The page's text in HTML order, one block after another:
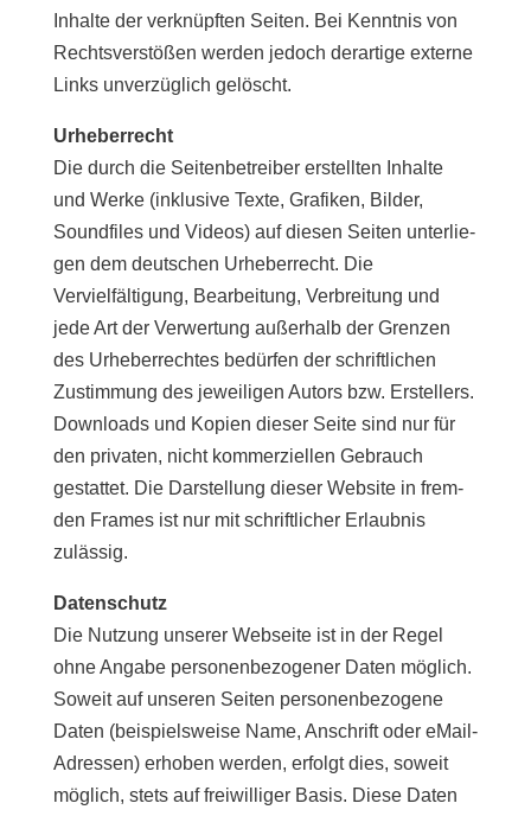
Inhalte der ver­knüpf­ten Seiten. Bei Kenntnis von
Rechtsverstößen wer­den jedoch der­ar­ti­ge exter­ne
Links unver­züg­lich gelöscht.
Urheberrecht
Die durch die Seitenbetreiber erstell­ten Inhalte
und Werke (inklu­si­ve Texte, Grafiken, Bilder,
Soundfiles und Videos) auf die­sen Seiten unter­lie­
gen dem deut­schen Urheberrecht. Die
Vervielfältigung, Bearbeitung, Verbreitung und
jede Art der Verwertung außer­halb der Grenzen
des Urheberrechtes bedür­fen der schrift­li­chen
Zustimmung des jewei­li­gen Autors bzw. Erstellers.
Downloads und Kopien die­ser Seite sind nur für
den pri­va­ten, nicht kom­mer­zi­el­len Gebrauch
gestat­tet. Die Darstellung die­ser Website in frem­
den Frames ist nur mit schrift­li­cher Erlaubnis
zulässig.
Datenschutz
Die Nutzung unse­rer Webseite ist in der Regel
ohne Angabe per­so­nen­be­zo­ge­ner Daten mög­lich.
Soweit auf unse­ren Seiten per­so­nen­be­zo­ge­ne
Daten (bei­spiels­wei­se Name, Anschrift oder eMail-
Adressen) erho­ben wer­den, erfolgt dies, soweit
mög­lich, stets auf frei­wil­li­ger Basis. Diese Daten